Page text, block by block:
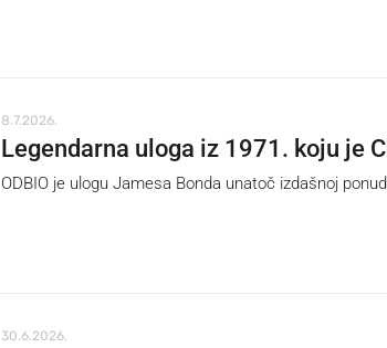
8.7.2026.
Legendarna uloga iz 1971. koju je
ODBIO je ulogu Jamesa Bonda unatoč izdašnoj
30.6.2026.